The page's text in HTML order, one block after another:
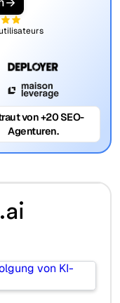
von +20 SEO-
Agenturen.